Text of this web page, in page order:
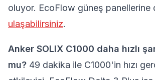
oluyor. EcoFlow güneş panellerine
ulaşabilirsiniz.
Anker SOLIX C1000 daha hızlı
mu? 49 dakika ile C1000'in hızı